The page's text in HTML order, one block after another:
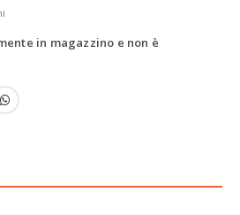
in magazzino e non è